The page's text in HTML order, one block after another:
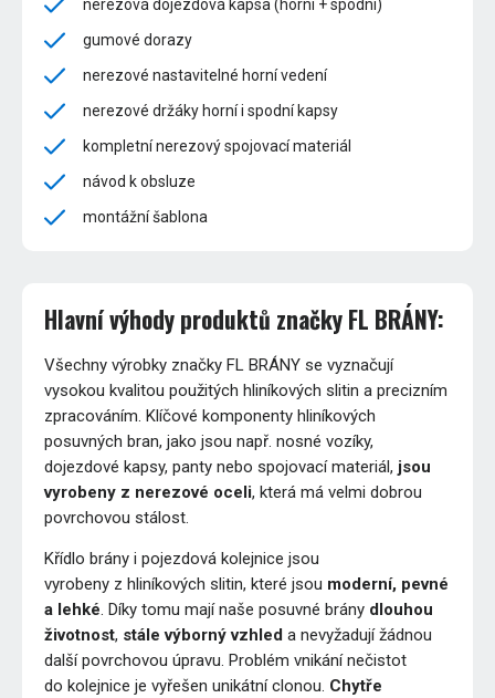
nerezová dojezdová kapsa (horní + spodní)
gumové dorazy
nerezové nastavitelné horní vedení
nerezové držáky horní i spodní kapsy
kompletní nerezový spojovací materiál
návod k obsluze
montážní šablona
Hlavní výhody produktů značky FL BRÁNY:
Všechny výrobky značky FL BRÁNY se vyznačují
vysokou kvalitou použitých hliníkových slitin a precizním
zpracováním. Klíčové komponenty hliníkových
posuvných bran, jako jsou např. nosné vozíky,
dojezdové kapsy, panty nebo spojovací materiál, jsou
vyrobeny z nerezové oceli, která má velmi dobrou
povrchovou stálost.
Křídlo brány i pojezdová kolejnice jsou
vyrobeny z hliníkových slitin, které jsou moderní, pevné
a lehké. Díky tomu mají naše posuvné brány dlouhou
životnost, stále výborný vzhled a nevyžadují žádnou
další povrchovou úpravu. Problém vnikání nečistot
do kolejnice je vyřešen unikátní clonou. Chytře